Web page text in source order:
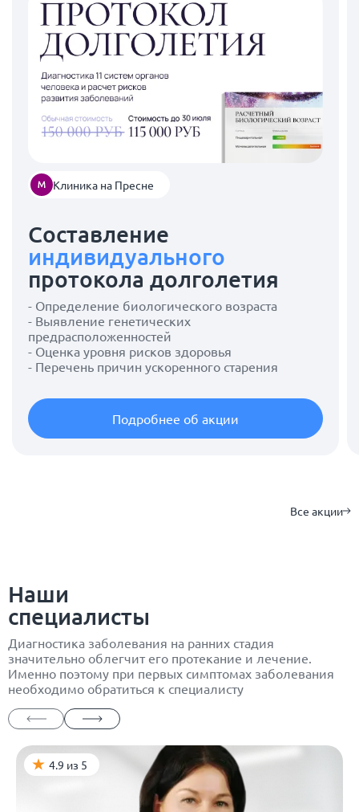
Клиника на Пресне
Составление
индивидуального
протокола долголетия
- Определение биологического возраста
- Выявление генетических
предрасположенностей
- Оценка уровня рисков здоровья
- Перечень причин ускоренного старения
Подробнее об акции
Все акции
Наши
специалисты
Диагностика заболевания на ранних стадия
значительно облегчит его протекание и лечение.
Именно поэтому при первых симптомах заболевания
необходимо обратиться к специалисту
4.9 из 5